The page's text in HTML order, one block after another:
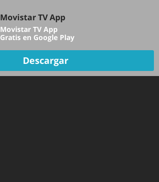
TV EN VIVO
Movistar TV App
Movistar TV App
Gratis en Google Play
Descargar